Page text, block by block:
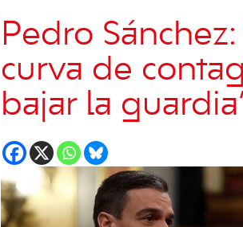
Pedro
curva de
bajar la